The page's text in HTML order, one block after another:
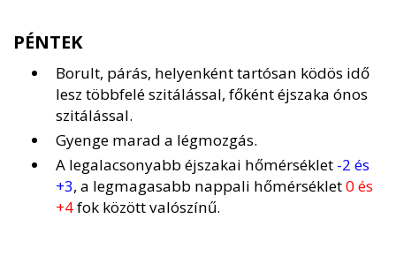
PÉNTEK
Borult, párás, helyenként tartósan ködös idő
lesz többfelé szitálással, főként éjszaka ónos
szitálással.
Gyenge marad a légmozgás.
A legalacsonyabb éjszakai hőmérséklet -2 és
+3, a legmagasabb nappali hőmérséklet0 és
+4fok között valószínű.